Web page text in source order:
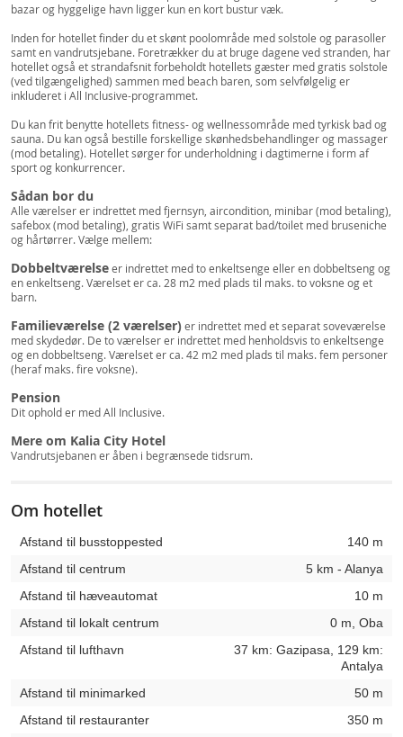
bazar og hyggelige havn ligger kun en kort bustur væk.
Inden for hotellet finder du et skønt poolområde med solstole og parasoller
samt en vandrutsjebane. Foretrækker du at bruge dagene ved stranden, har
hotellet også et strandafsnit forbeholdt hotellets gæster med gratis solstole
(ved tilgængelighed) sammen med beach baren, som selvfølgelig er
inkluderet i All Inclusive-programmet.
Du kan frit benytte hotellets fitness- og wellnessområde med tyrkisk bad og
sauna. Du kan også bestille forskellige skønhedsbehandlinger og massager
(mod betaling). Hotellet sørger for underholdning i dagtimerne i form af
sport og konkurrencer.
Sådan bor du
Alle værelser er indrettet med fjernsyn, aircondition, minibar (mod betaling),
safebox (mod betaling), gratis WiFi samt separat bad/toilet med bruseniche
og hårtørrer. Vælge mellem:
Dobbeltværelseer indrettet med to enkeltsenge eller en dobbeltseng og
en enkeltseng. Værelset er ca. 28 m2 med plads til maks. to voksne og et
barn.
Familieværelse (2 værelser)er indrettet med et separat soveværelse
med skydedør. De to værelser er indrettet med henholdsvis to enkeltsenge
og en dobbeltseng. Værelset er ca. 42 m2 med plads til maks. fem personer
(heraf maks. fire voksne).
Pension
Dit ophold er med All Inclusive.
Mere om Kalia City Hotel
Vandrutsjebanen er åben i begrænsede tidsrum.
Om hotellet
Afstand til busstoppested
140 m
Afstand til centrum
5 km - Alanya
Afstand til hæveautomat
10 m
Afstand til lokalt centrum
0 m, Oba
Afstand til lufthavn
37 km: Gazipasa, 129 km:
Antalya
Afstand til minimarked
50 m
Afstand til restauranter
350 m